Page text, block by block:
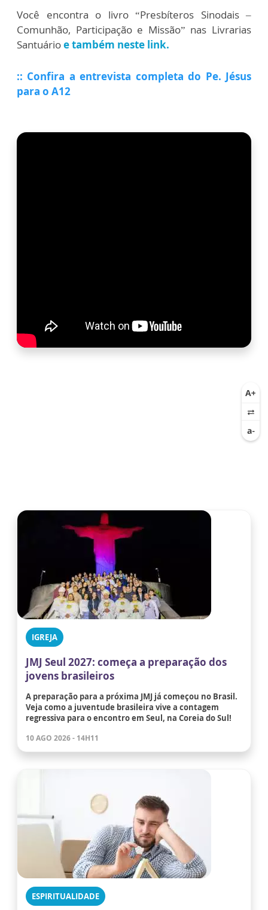
Você encontra o livro “Presbíteros Sinodais –
Comunhão, Participação e Missão” nas Livrarias
Santuárioe também neste link.
:: Confira a entrevista completa do Pe. Jésus
para o A12
IGREJA
JMJ Seul 2027: começa a preparação dos
jovens brasileiros
A preparação para a próxima JMJ já começou no Brasil.
Veja como a juventude brasileira vive a contagem
regressiva para o encontro em Seul, na Coreia do Sul!
10 AGO 2026 - 14H11
ESPIRITUALIDADE